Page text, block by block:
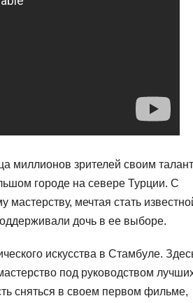
миллионов зрителей своим
городе на севере Турции. С
мастерству, мечтая стать
дочь в ее выборе.
искусства в Стамбуле.
под руководством
сняться в своем первом фильме,